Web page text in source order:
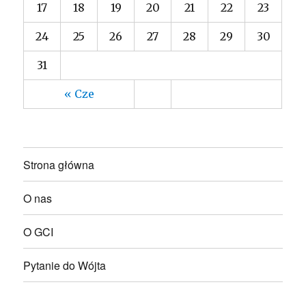
« Cze
17 18 19 20 21 22 23
24 25 26 27 28 29 30
31
Strona główna
O nas
O GCI
Pytanie do Wójta